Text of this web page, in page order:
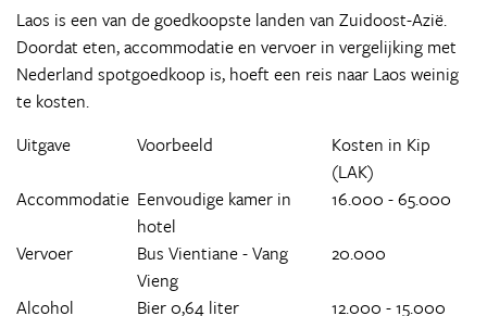
Laos is een van de goedkoopste landen van Zuidoost-Azië.
Doordat eten, accommodatie en vervoer in vergelijking met
Nederland spotgoedkoop is, hoeft een reis naar Laos weinig
te kosten.
Uitgave
Voorbeeld
Kosten in Kip
(LAK)
Accommodatie Eenvoudige kamer in
hotel
16.000 - 65.000
Vervoer
Bus Vientiane - Vang
Vieng
20.000
Alcohol Bier 0,64 liter
12.000 - 15.000